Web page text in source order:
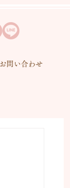
お問い合わせ